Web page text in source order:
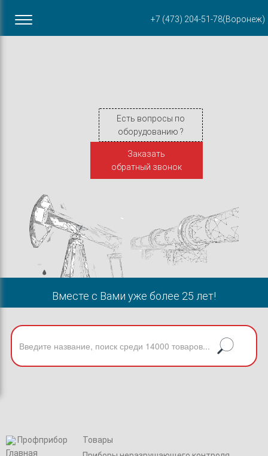
+7 (473) 204-51-78(Воронеж)
ул. Пирогова, 87Б
Есть вопросы по
оборудованию ?
Заказать
обратный звонок
Вместе с Вами уже более 25 лет!
Профприбор
Товары